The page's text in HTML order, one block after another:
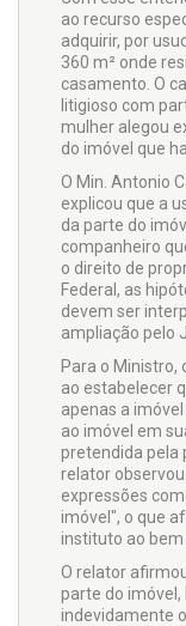
ao recurso
adquirir, por
360 m² onde
casamento. O
litigioso com
mulher alegou
do imóvel que
O Min. Antonio
explicou que a
da parte do
companheiro
o direito de
Federal, as
devem ser
ampliação pelo
Para o Ministro,
ao estabelecer
apenas a
ao imóvel em
pretendida pela
relator
expressões
imóvel", o que
instituto ao bem
O relator
parte do imóvel,
indevidamente